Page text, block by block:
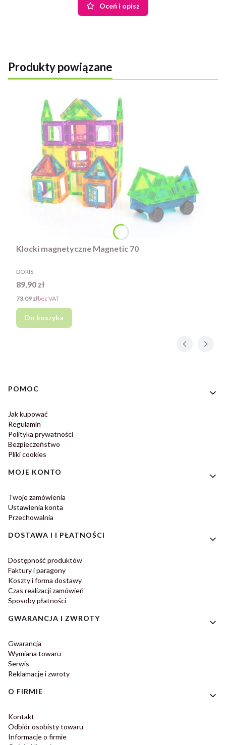
Oceń i opisz
Produkty powiązane
Klocki magnetyczne Magnetic 70
PRODUCENT
DORIS
Cena
89,90 zł
Cena
73,09 złbez VAT
Do koszyka
Linki w stopce
POMOC
Jak kupować
Regulamin
Polityka prywatności
Bezpieczeństwo
Pliki cookies
MOJE KONTO
Twoje zamówienia
Ustawienia konta
Przechowalnia
DOSTAWA I I PŁATNOŚCI
Dostępność produktów
Faktury i paragony
Koszty i forma dostawy
Czas realizacji zamówień
Sposoby płatności
GWARANCJA I ZWROTY
Gwarancja
Wymiana towaru
Serwis
Reklamacje i zwroty
O FIRMIE
Kontakt
Odbiór osobisty towaru
Informacje o firmie